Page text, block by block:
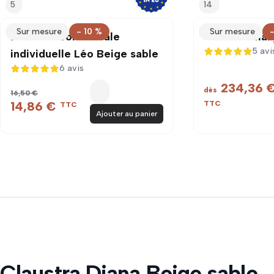
Sur mesure - 10 %
5
Latte de bois murale
individuelle Léo Beige sable
4,8 sur 5
6 avis
16,50 €
14,86 € TTC
Ajouter au panier
Sur mesure
14
Claustra
5 sur 5
5
dès 234,36
TTC